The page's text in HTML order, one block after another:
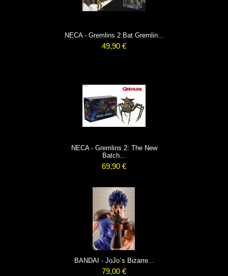
NECA - Gremlins 2 Bat Gremlin...
49,90 €
NECA - Gremlins 2: The New
Batch...
69,90 €
BANDAI - JoJo´s Bizarre...
79,00 €